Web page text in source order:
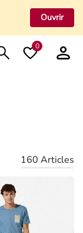
Ouvrir
0
160 Articles